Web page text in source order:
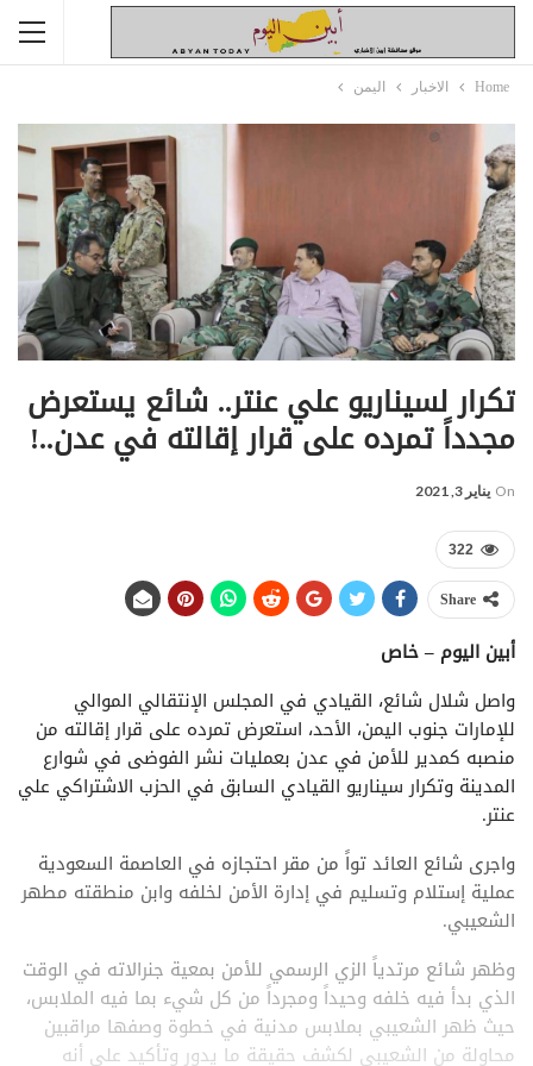
Home الاخبار اليمن
تكرار لسيناريو علي عنتر.. شائع يستعرض
مجدداً تمرده على قرار إقالته في عدن..!
On يناير 3, 2021
322
Share
أبين اليوم – خاص
واصل شلال شائع، القيادي في المجلس الإنتقالي الموالي
للإمارات جنوب اليمن، الأحد، استعرض تمرده على قرار إقالته من
منصبه كمدير للأمن في عدن بعمليات نشر الفوضى في شوارع
المدينة وتكرار سيناريو القيادي السابق في الحزب الاشتراكي علي
عنتر.
واجرى شائع العائد تواً من مقر احتجازه في العاصمة السعودية
عملية إستلام وتسليم في إدارة الأمن لخلفه وابن منطقته مطهر
الشعيبي.
وظهر شائع مرتدياً الزي الرسمي للأمن بمعية جنرالاته في الوقت
الذي بدأ فيه خلفه وحيداً ومجرداً من كل شيء بما فيه الملابس،
حيث ظهر الشعيبي بملابس مدنية في خطوة وصفها مراقبين
محاولة من الشعيبي لكشف حقيقة ما يدور وتأكيد على أنه